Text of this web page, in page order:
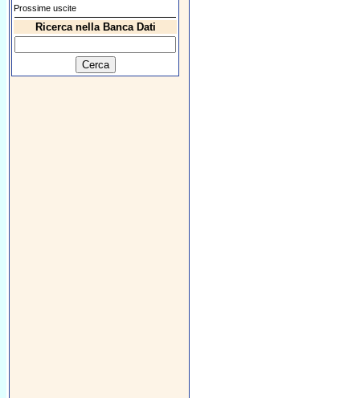
Prossime uscite
Ricerca nella Banca Dati